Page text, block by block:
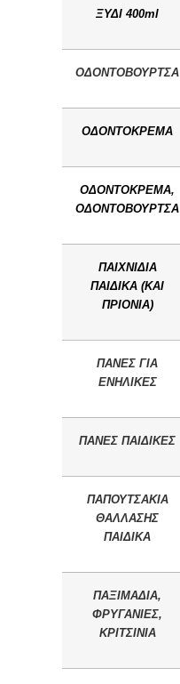
ΞΥΔΙ 400ml
ΟΔΟΝΤΟΒΟΥΡΤΣΑ
ΟΔΟΝΤΟΚΡΕΜΑ
ΟΔΟΝΤΟΚΡΕΜΑ,
ΟΔΟΝΤΟΒΟΥΡΤΣΑ
ΠΑΙΧΝΙΔΙΑ
ΠΑΙΔΙΚΑ (ΚΑΙ
ΠΡΙΟΝΙΑ)
ΠΑΝΕΣ ΓΙΑ
ΕΝΗΛΙΚΕΣ
ΠΑΝΕΣ ΠΑΙΔΙΚΕΣ
ΠΑΠΟΥΤΣΑΚΙΑ
ΘΑΛΛΑΣΗΣ
ΠΑΙΔΙΚΑ
ΠΑΞΙΜΑΔΙΑ,
ΦΡΥΓΑΝΙΕΣ,
ΚΡΙΤΣΙΝΙΑ